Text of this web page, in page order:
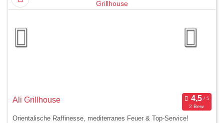
Ali Grillhouse
2 Bew.
Orientalische Raffinesse, mediterranes Feuer & Top-Service!